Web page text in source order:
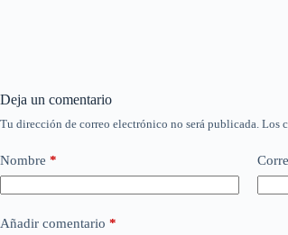
Deja un comentario
Tu dirección de correo electrónico no será publicada. Los
Nombre *
Añadir comentario *